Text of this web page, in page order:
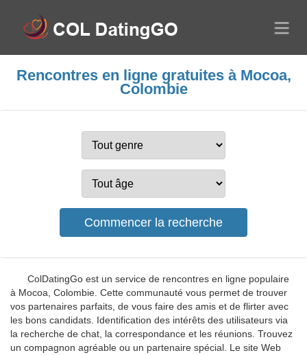
Rencontres en ligne gratuites à Mocoa,
Colombie
ColDatingGo est un service de rencontres en ligne populaire
à Mocoa, Colombie. Cette communauté vous permet de trouver
vos partenaires parfaits, de vous faire des amis et de flirter avec
les bons candidats. Identification des intérêts des utilisateurs via
la recherche de chat, la correspondance et les réunions. Trouvez
un compagnon agréable ou un partenaire spécial. Le site Web